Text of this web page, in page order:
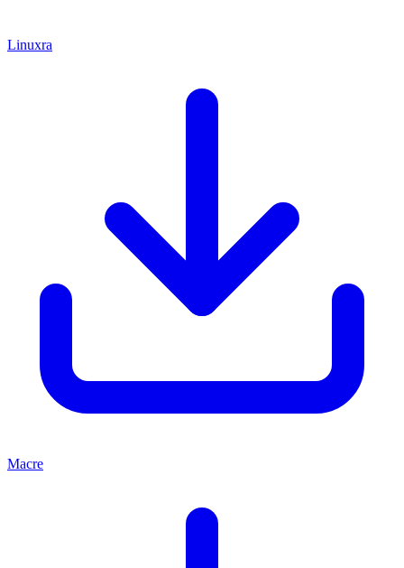
Linuxra
Macre